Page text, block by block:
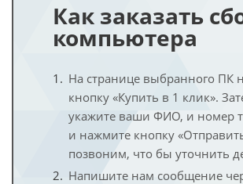
Как заказать
компьютера
На странице выбранного ПК
кнопку «Купить в 1 клик».
укажите ваши ФИО, и номер
и нажмите кнопку
позвоним, что бы уточнить
Напишите нам сообщение